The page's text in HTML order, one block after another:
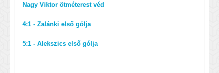
Nagy Viktor ötméterest véd
4:1 - Zalánki első gólja
5:1 - Alekszics első gólja